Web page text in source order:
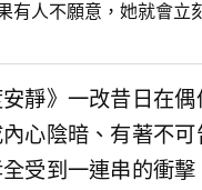
有人不願意，她就會立
靜》一改昔日在偶
心陰暗、有著不
受到一連串的衝擊